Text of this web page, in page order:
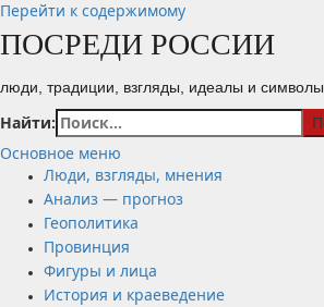
Перейти к содержимому
ПОСРЕДИ РОССИИ
люди, традиции, взгляды, идеалы и символы
Найти:
Основное меню
Люди, взгляды, мнения
Анализ — прогноз
Геополитика
Провинция
Фигуры и лица
История и краеведение